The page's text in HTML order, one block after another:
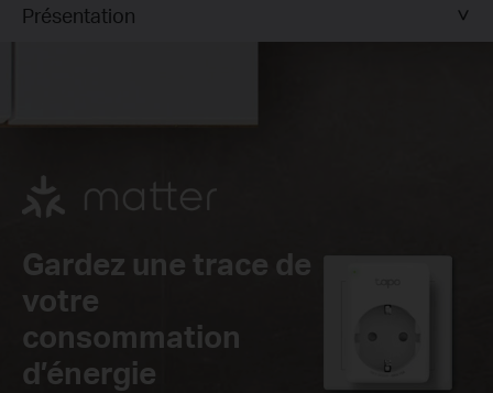
Présentation
Gardez une trace de
votre
consommation
d’énergie